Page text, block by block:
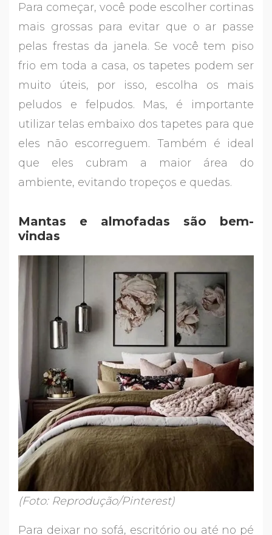
Para começar, você pode escolher cortinas
mais grossas para evitar que o ar passe
pelas frestas da janela. Se você tem piso
frio em toda a casa, os tapetes podem ser
muito úteis, por isso, escolha os mais
peludos e felpudos. Mas, é importante
utilizar telas embaixo dos tapetes para que
eles não escorreguem. Também é ideal
que eles cubram a maior área do
ambiente, evitando tropeços e quedas.
Mantas e almofadas são bem-
vindas
(Foto: Reprodução/Pinterest)
Para deixar no sofá, escritório ou até no pé